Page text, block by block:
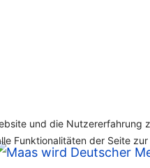
und die Nutzererfahrung
Funktionalitäten der Seite